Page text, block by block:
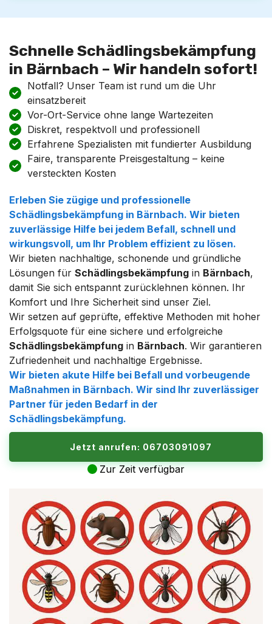
Schnelle Schädlingsbekämpfung
in Bärnbach – Wir handeln sofort!
Notfall? Unser Team ist rund um die Uhr
einsatzbereit
Vor-Ort-Service ohne lange Wartezeiten
Diskret, respektvoll und professionell
Erfahrene Spezialisten mit fundierter Ausbildung
Faire, transparente Preisgestaltung – keine
versteckten Kosten
Erleben Sie zügige und professionelle
Schädlingsbekämpfung in Bärnbach. Wir bieten
zuverlässige Hilfe bei jedem Befall, schnell und
wirkungsvoll, um Ihr Problem effizient zu lösen.
Wir bieten nachhaltige, schonende und gründliche
Lösungen für Schädlingsbekämpfung in Bärnbach,
damit Sie sich entspannt zurücklehnen können. Ihr
Komfort und Ihre Sicherheit sind unser Ziel.
Wir setzen auf geprüfte, effektive Methoden mit hoher
Erfolgsquote für eine sichere und erfolgreiche
Schädlingsbekämpfung in Bärnbach. Wir garantieren
Zufriedenheit und nachhaltige Ergebnisse.
Wir bieten akute Hilfe bei Befall und vorbeugende
Maßnahmen in Bärnbach. Wir sind Ihr zuverlässiger
Partner für jeden Bedarf in der
Schädlingsbekämpfung.
Jetzt anrufen: 06703091097
Zur Zeit verfügbar